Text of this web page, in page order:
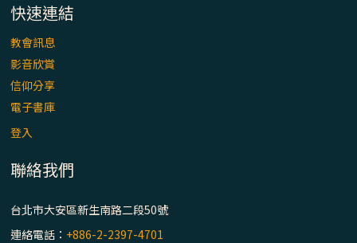
快速連結
教會訊息
影音欣賞
信仰分享
電子書庫
登入
聯絡我們
台北市大安區新生南路二段50號
連絡電話： +886-2-2397-4701